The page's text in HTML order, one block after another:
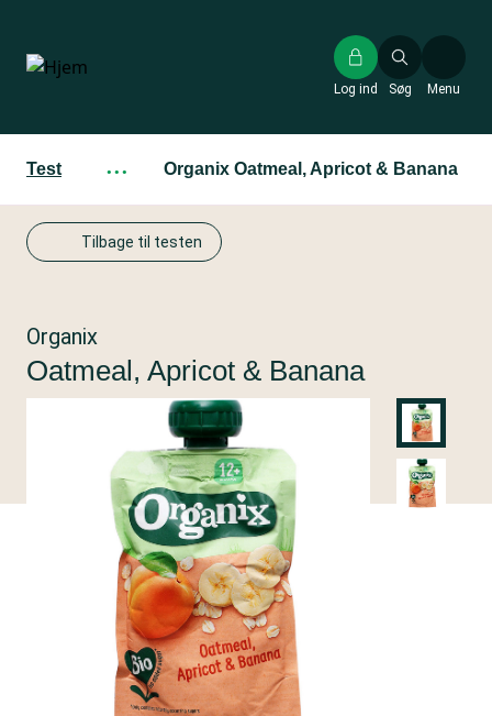
hovedindhold
Søg
Log ind Menu
Test ··· Organix Oatmeal, Apricot & Banana
Tilbage til testen
Organix
Oatmeal, Apricot & Banana